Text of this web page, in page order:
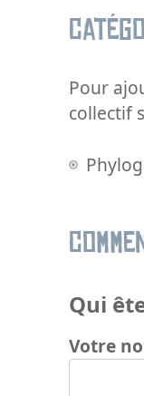
Pour
collectif
Qui
Votre